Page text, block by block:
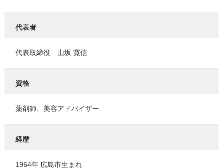
代表者
代表取締役 山坂 寛信
資格
薬剤師、美容アドバイザー
経歴
1964年 広島市生まれ